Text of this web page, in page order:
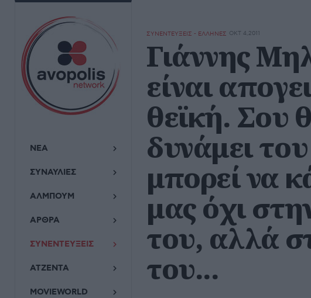
ΝΕΑ
ΣΥΝΑΥΛΙΕΣ
ΑΛΜΠΟΥΜ
ΑΡΘΡΑ
ΣΥΝΕΝΤΕΥΞΕΙΣ
ΑΤΖΕΝΤΑ
MOVIEWORLD
ΣΥΝΕΝΤΕΥΞΕΙΣ - ΕΛΛΗΝΕΣ ΟΚΤ 4,2011
Γιάννης
είναι
θεϊκή. Σου
δυνάμει
μπορεί να
μας όχι
του, αλλά
του...